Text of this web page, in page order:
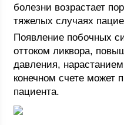
болезни возрастает
тяжелых случаях
Появление побочных
оттоком ликвора,
давления,
конечном счете может
пациента.